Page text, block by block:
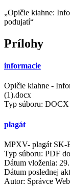
„Opičie kiahne:
podujatí“
Prílohy
informacie
Opičie kiahne -
(1).docx
Typ súboru:
plagát
MPXV- plagát SK-
Typ súboru: PDF
Dátum vloženia:
Dátum poslednej
Autor: Správce